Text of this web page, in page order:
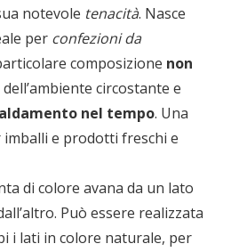
notevole tenacità. Nasce
per confezioni da
composizione non
dell’ambiente circostante e
nel tempo. Una
imballi e prodotti freschi e
di colore avana da un lato
Può essere realizzata
i lati in colore naturale, per